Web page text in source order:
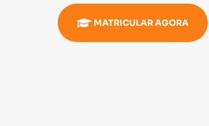
MATRICULAR AGORA